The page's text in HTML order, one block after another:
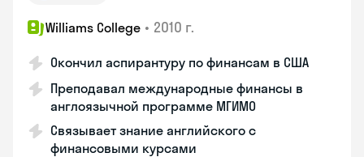
Williams College • 2010 г.
Окончил аспирантуру по финансам в США
Преподавал международные финансы в
англоязычной программе МГИМО
Связывает знание английского с
финансовыми курсами